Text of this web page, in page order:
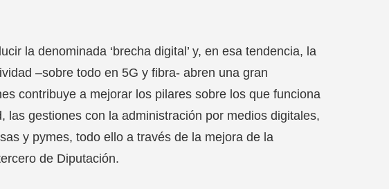
la denominada ‘brecha digital’ y, en esa tendencia, la
–sobre todo en 5G y fibra- abren una gran
contribuye a mejorar los pilares sobre los que funciona
las gestiones con la administración por medios digitales,
y pymes, todo ello a través de la mejora de la
de Diputación.